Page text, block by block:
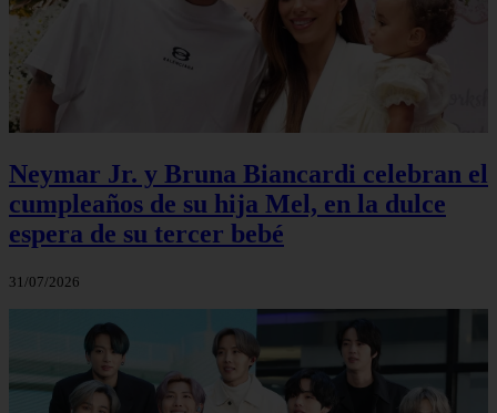
Neymar Jr. y Bruna Biancardi celebran el
cumpleaños de su hija Mel, en la dulce
espera de su tercer bebé
31/07/2026